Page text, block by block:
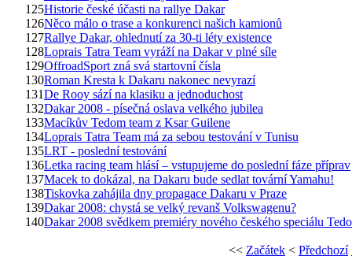
125Historie české účasti na rallye Dakar
126Něco málo o trase a konkurenci našich kamionů
127Rallye Dakar, ohlednutí za 30-ti léty existence
128Loprais Tatra Team vyráží na Dakar v plné síle
129OffroadSport zná svá startovní čísla
130Roman Kresta k Dakaru nakonec nevyrazí
131De Rooy sází na klasiku a jednoduchost
132Dakar 2008 - písečná oslava velkého jubilea
133Macíkův Tedom team z Ksar Guilene
134Loprais Tatra Team má za sebou testování v Tunisu
135LRT - poslední testování
136Letka racing team hlásí – vstupujeme do poslední fáze příprav
137Macek to dokázal, na Dakaru bude sedlat tovární Yamahu!
138Tiskovka zahájila dny propagace Dakaru v Praze
139Dakar 2008: chystá se velký revanš Volkswagenu?
140Dakar 2008 svědkem premiéry nového českého speciálu
<< Začátek < Předchozí